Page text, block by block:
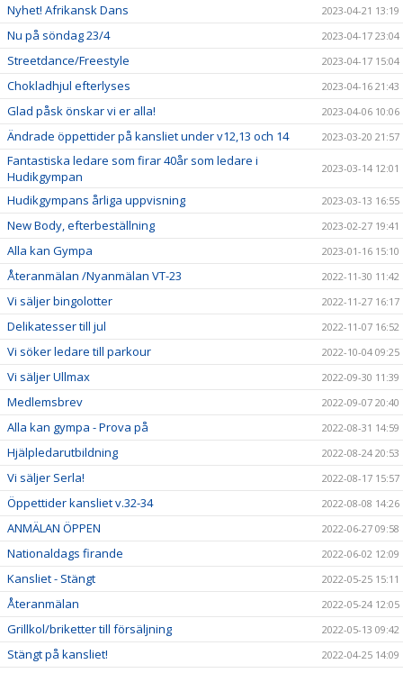
Nyhet! Afrikansk Dans 2023-04-21 13:19
Nu på söndag 23/4 2023-04-17 23:04
Streetdance/Freestyle 2023-04-17 15:04
Chokladhjul efterlyses 2023-04-16 21:43
Glad påsk önskar vi er alla! 2023-04-06 10:06
Ändrade öppettider på kansliet under v12,13 och 14 2023-03-20 21:57
Fantastiska ledare som firar 40år som ledare i
Hudikgympan
2023-03-14 12:01
Hudikgympans årliga uppvisning 2023-03-13 16:55
New Body, efterbeställning 2023-02-27 19:41
Alla kan Gympa 2023-01-16 15:10
Återanmälan /Nyanmälan VT-23 2022-11-30 11:42
Vi säljer bingolotter 2022-11-27 16:17
Delikatesser till jul 2022-11-07 16:52
Vi söker ledare till parkour 2022-10-04 09:25
Vi säljer Ullmax 2022-09-30 11:39
Medlemsbrev 2022-09-07 20:40
Alla kan gympa - Prova på 2022-08-31 14:59
Hjälpledarutbildning 2022-08-24 20:53
Vi säljer Serla! 2022-08-17 15:57
Öppettider kansliet v.32-34 2022-08-08 14:26
ANMÄLAN ÖPPEN 2022-06-27 09:58
Nationaldags firande 2022-06-02 12:09
Kansliet - Stängt 2022-05-25 15:11
Återanmälan 2022-05-24 12:05
Grillkol/briketter till försäljning 2022-05-13 09:42
Stängt på kansliet! 2022-04-25 14:09